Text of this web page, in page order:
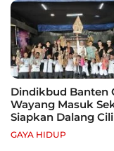
Dindikbud Banten
Wayang Masuk
Siapkan Dalang
Festival Nasional
GAYA HIDUP